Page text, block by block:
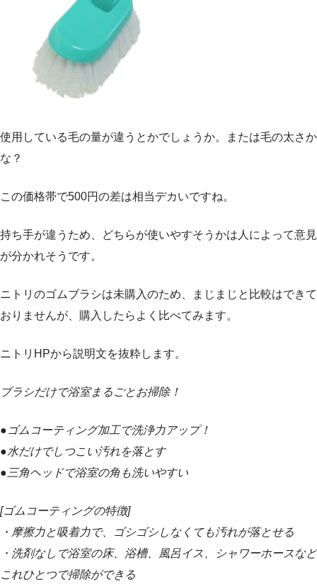
使用している毛の量が違うとかでしょうか。または毛の太さか
な？
この価格帯で500円の差は相当デカいですね。
持ち手が違うため、どちらが使いやすそうかは人によって意見
が分かれそうです。
ニトリのゴムブラシは未購入のため、まじまじと比較はできて
おりませんが、購入したらよく比べてみます。
ニトリHPから説明文を抜粋します。
ブラシだけで浴室まるごとお掃除！
●ゴムコーティング加工で洗浄力アップ！
●水だけでしつこい汚れを落とす
●三角ヘッドで浴室の角も洗いやすい
[ゴムコーティングの特徴]
・摩擦力と吸着力で、ゴシゴシしなくても汚れが落とせる
・洗剤なしで浴室の床、浴槽、風呂イス、シャワーホースなど
これひとつで掃除ができる